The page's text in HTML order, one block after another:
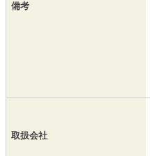
備考
取扱会社